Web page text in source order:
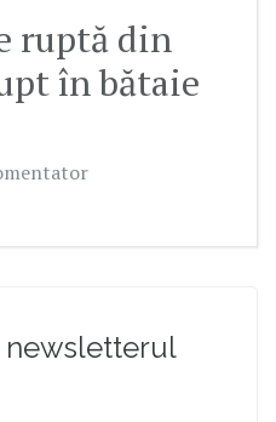
ruptă din
în bătaie